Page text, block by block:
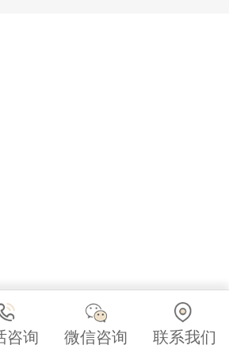
咨询 微信咨询 联系我们